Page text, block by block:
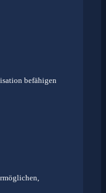
befähigen